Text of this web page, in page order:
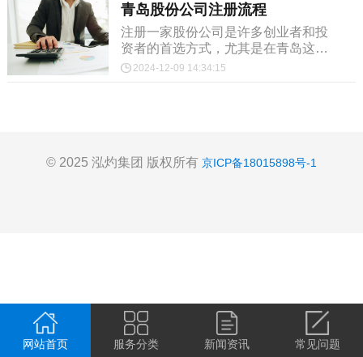
青岛股份公司注册流程
注册一家股份公司是许多创业者和投
资者的首选方式，尤其是在青岛这样
充满商业机会的城市。青岛股份公司
2024-12-09 14:34:15
© 2025 泓灼集团 版权所有 京ICP备18015898号-1
网站首页 服务分类 新闻资讯 常见问题